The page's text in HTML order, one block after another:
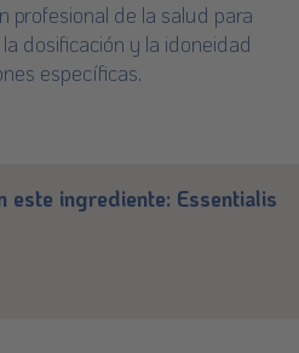
profesional de la salud para
dosificación y la idoneidad
específicas.
este ingrediente: Essentialis